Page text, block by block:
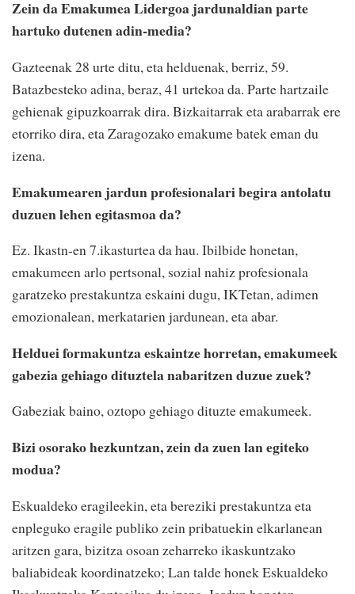
Zein da Emakumea Lidergoa jardunaldian parte
hartuko dutenen adin-media?
Gazteenak 28 urte ditu, eta helduenak, berriz, 59.
Batazbesteko adina, beraz, 41 urtekoa da. Parte hartzaile
gehienak gipuzkoarrak dira. Bizkaitarrak eta arabarrak ere
etorriko dira, eta Zaragozako emakume batek eman du
izena.
Emakumearen jardun profesionalari begira antolatu
duzuen lehen egitasmoa da?
Ez. Ikastn-en 7.ikasturtea da hau. Ibilbide honetan,
emakumeen arlo pertsonal, sozial nahiz profesionala
garatzeko prestakuntza eskaini dugu, IKTetan, adimen
emozionalean, merkatarien jardunean, eta abar.
Helduei formakuntza eskaintze horretan, emakumeek
gabezia gehiago dituztela nabaritzen duzue zuek?
Gabeziak baino, oztopo gehiago dituzte emakumeek.
Bizi osorako hezkuntzan, zein da zuen lan egiteko
modua?
Eskualdeko eragileekin, eta bereziki prestakuntza eta
enpleguko eragile publiko zein pribatuekin elkarlanean
aritzen gara, bizitza osoan zeharreko ikaskuntzako
baliabideak koordinatzeko; Lan talde honek Eskualdeko